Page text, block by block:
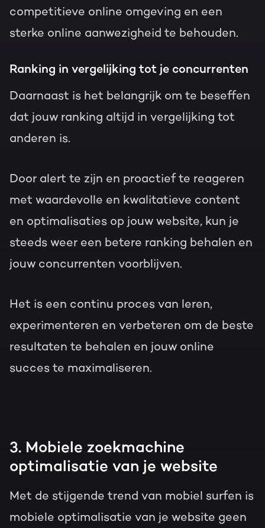
competitieve online omgeving en een
sterke online aanwezigheid te behouden.
Ranking in vergelijking tot je concurrenten
Daarnaast is het belangrijk om te beseffen
dat jouw ranking altijd in vergelijking tot
anderen is.
Door alert te zijn en proactief te reageren
met waardevolle en kwalitatieve content
en optimalisaties op jouw website, kun je
steeds weer een betere ranking behalen en
jouw concurrenten voorblijven.
Het is een continu proces van leren,
experimenteren en verbeteren om de beste
resultaten te behalen en jouw online
succes te maximaliseren.
3. Mobiele zoekmachine
optimalisatie van je website
Met de stijgende trend van mobiel surfen is
mobiele optimalisatie van je website geen